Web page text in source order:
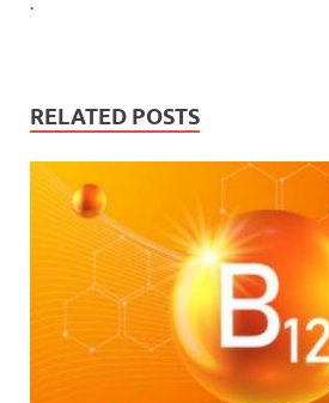
RELATED POSTS